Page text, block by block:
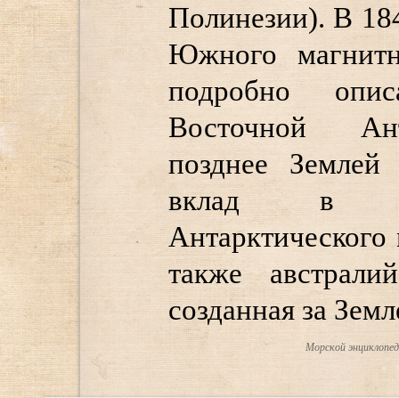
Полинезии). В
Южного
подробно
Восточной
позднее
вклад в
также
созданная за
Морской